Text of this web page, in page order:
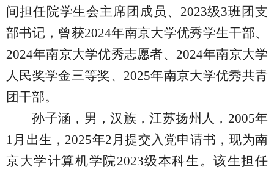
间担任院学生会主席团成员、 2023级3班团支
部书记，曾获2024年南京大学优秀学生干部、
2024年南京大学优秀志愿者、 2024年南京大学
人民奖学金三等奖、 2025年南京大学优秀共青
团干部。
孙子涵，男，汉族，江苏扬州人， 2005年
1 月出生， 2025年2 月提交入党申请书，现为南
京大学计算机学院2023级本科生。该生担任